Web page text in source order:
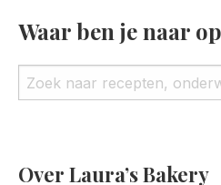
Waar ben je naar
Over Laura’s Bakery